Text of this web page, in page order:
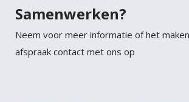
Samenwerken?
Neem voor meer informatie of het
afspraak contact met ons op
auctor eu. Interdum posuere lorem